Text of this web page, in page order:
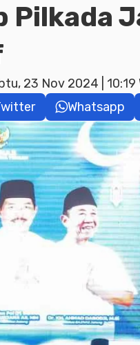
Pilkada
23 Nov 2024 | 10:19
Whatsapp